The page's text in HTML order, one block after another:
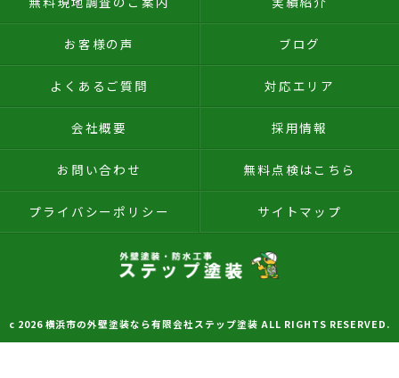
お客様の声 ブログ
よくあるご質問 対応エリア
会社概要 採用情報
お問い合わせ 無料点検はこちら
プライバシーポリシー サイトマップ
c 2026 横浜市の外壁塗装なら有限会社ステップ塗装 ALL RIGHTS RESERVED.